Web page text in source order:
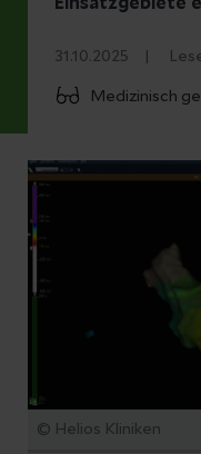
31.10.2025
Medizinisch
© Helios Kliniken